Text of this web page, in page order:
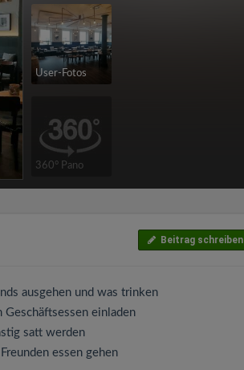
User-Fotos
360° Pano
Beitrag schreiben
ausgehen und was trinken
Geschäftsessen einladen
satt werden
essen gehen